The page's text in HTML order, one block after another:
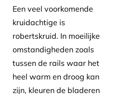
Een veel voorkomende
kruidachtige is
robertskruid. In moeilijke
omstandigheden zoals
tussen de rails waar het
heel warm en droog kan
zijn, kleuren de bladeren